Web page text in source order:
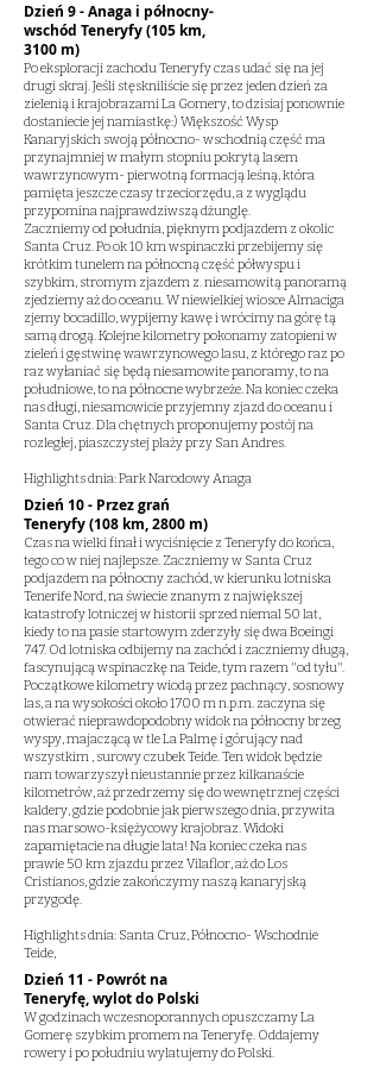
Dzień 9 - Anaga i północny-
wschód Teneryfy (105 km,
3100 m)
Po eksploracji zachodu Teneryfy czas udać się na jej
drugi skraj. Jeśli stęskniliście się przez jeden dzień za
zielenią i krajobrazami La Gomery, to dzisiaj ponownie
dostaniecie jej namiastkę:) Większość Wysp
Kanaryjskich swoją północno- wschodnią część ma
przynajmniej w małym stopniu pokrytą lasem
wawrzynowym- pierwotną formacją leśną, która
pamięta jeszcze czasy trzeciorzędu, a z wyglądu
przypomina najprawdziwszą dżunglę.
Zaczniemy od południa, pięknym podjazdem z okolic
Santa Cruz. Po ok 10 km wspinaczki przebijemy się
krótkim tunelem na północną część półwyspu i
szybkim, stromym zjazdem z. niesamowitą panoramą
zjedziemy aż do oceanu. W niewielkiej wiosce Almaciga
zjemy bocadillo, wypijemy kawę i wrócimy na górę tą
samą drogą. Kolejne kilometry pokonamy zatopieni w
zieleń i gęstwinę wawrzynowego lasu, z którego raz po
raz wyłaniać się będą niesamowite panoramy, to na
południowe, to na północne wybrzeże. Na koniec czeka
nas długi, niesamowicie przyjemny zjazd do oceanu i
Santa Cruz. Dla chętnych proponujemy postój na
rozległej, piaszczystej plaży przy San Andres.
Highlights dnia: Park Narodowy Anaga
Dzień 10 - Przez grań
Teneryfy (108 km, 2800 m)
Czas na wielki finał i wyciśnięcie z Teneryfy do końca,
tego co w niej najlepsze. Zaczniemy w Santa Cruz
podjazdem na północny zachód, w kierunku lotniska
Tenerife Nord, na świecie znanym z największej
katastrofy lotniczej w historii sprzed niemal 50 lat,
kiedy to na pasie startowym zderzyły się dwa Boeingi
747. Od lotniska odbijemy na zachód i zaczniemy długą,
fascynującą wspinaczkę na Teide, tym razem "od tyłu".
Początkowe kilometry wiodą przez pachnący, sosnowy
las, a na wysokości około 1700 m n.p.m. zaczyna się
otwierać nieprawdopodobny widok na północny brzeg
wyspy, majaczącą w tle La Palmę i górujący nad
wszystkim , surowy czubek Teide. Ten widok będzie
nam towarzyszył nieustannie przez kilkanaście
kilometrów, aż przedrzemy się do wewnętrznej części
kaldery, gdzie podobnie jak pierwszego dnia, przywita
nas marsowo-księżycowy krajobraz. Widoki
zapamiętacie na długie lata! Na koniec czeka nas
prawie 50 km zjazdu przez Vilaflor, aż do Los
Cristianos, gdzie zakończymy naszą kanaryjską
przygodę.
Highlights dnia: Santa Cruz, Północno- Wschodnie
Teide,
Dzień 11 - Powrót na
Teneryfę, wylot do Polski
W godzinach wczesnoporannych opuszczamy La
Gomerę szybkim promem na Teneryfę. Oddajemy
rowery i po południu wylatujemy do Polski.